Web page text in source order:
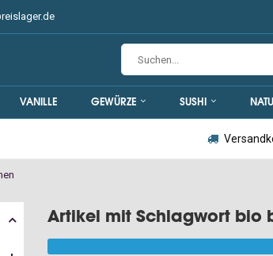
VANILLE GEWÜRZE SUSHI
Artikel mit Schlagwort bio